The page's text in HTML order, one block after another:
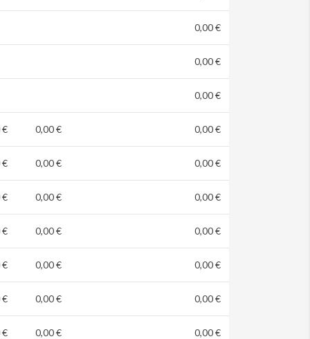
0,00 €
0,00 €
0,00 €
€ 0,00 € 0,00 €
€ 0,00 € 0,00 €
€ 0,00 € 0,00 €
€ 0,00 € 0,00 €
€ 0,00 € 0,00 €
€ 0,00 € 0,00 €
€ 0,00 € 0,00 €